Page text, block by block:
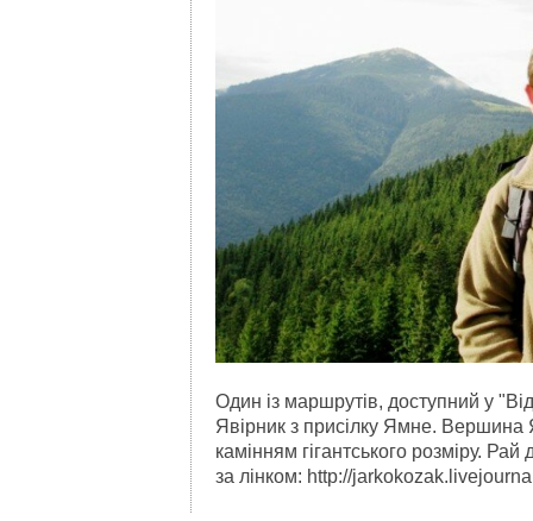
Один із маршрутів, доступний у
Явірник з присілку Ямне. Вершина
камінням гігантського розміру.
за лінком: http://